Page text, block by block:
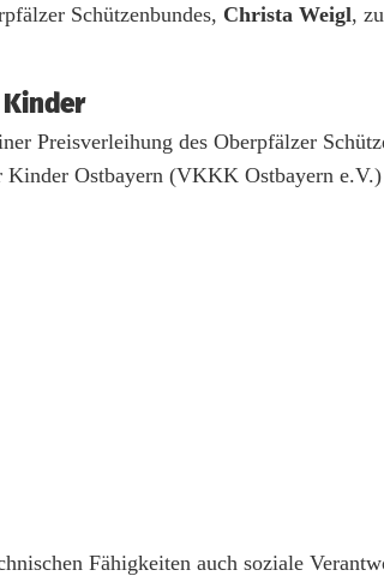
Schützenbundes, Christa Weigl,
Preisverleihung des Oberpfälzer
Ostbayern (VKKK Ostbayern e.V.)
Fähigkeiten auch soziale